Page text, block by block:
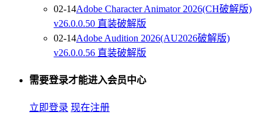
02-14Adobe Character Animator 2026(CH破解版)
v26.0.0.50 直装破解版
02-14Adobe Audition 2026(AU2026破解版)
v26.0.0.56 直装破解版
需要登录才能进入会员中心
立即登录 现在注册